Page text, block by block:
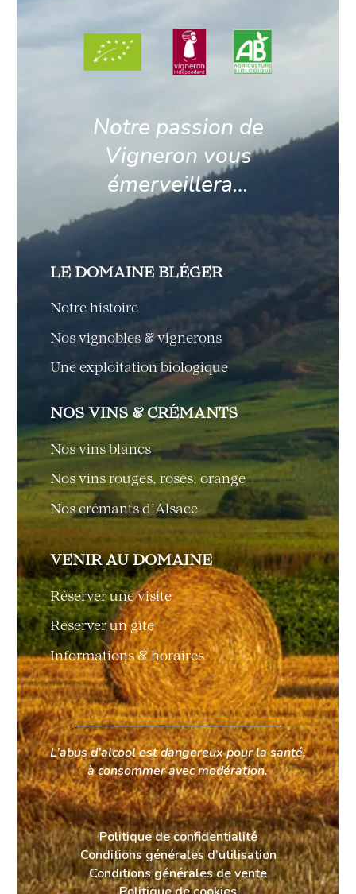
Notre passion de
Vigneron vous
émerveillera…
LE DOMAINE BLÉGER
Notre histoire
Nos vignobles & vignerons
Une exploitation biologique
NOS VINS & CRÉMANTS
Nos vins blancs
Nos vins rouges, rosés, orange
Nos crémants d’Alsace
VENIR AU DOMAINE
Réserver une visite
Réserver un gîte
Informations & horaires
L’abus d’alcool est dangereux pour la santé,
à consommer avec modération.
Politique de confidentialité
Conditions générales d’utilisation
Conditions générales de vente